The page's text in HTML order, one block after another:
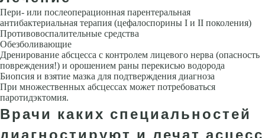
Пери- или послеоперационная парентеральная
антибактериальная тера­пия (цефалоспорины I и II поколения)
Противовоспалительные сред­ства
Обезболивающие
Дренирование абсцесса с контролем лицевого нерва (опасность
повреждения!) и орошением раны перекисью водоро­да
Биопсия и взятие мазка для подтверждения диагноза
При множе­ственных абсцессах может потребоваться
паротидэктомия.
Врачи каких специальностей